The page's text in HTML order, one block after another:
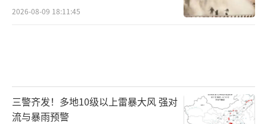
草。
2026-08-09 18:11:45
三警齐发！多地10级以上雷暴大风 强对
流与暴雨预警